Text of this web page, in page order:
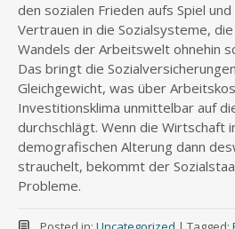
den sozialen Frieden aufs Spiel
Vertrauen in die Sozialsysteme,
Wandels der Arbeitswelt ohnehin
Das bringt die
Gleichgewicht, was über
Investitionsklima unmittelbar auf
durchschlägt. Wenn die Wirtschaft
demografischen Alterung dann
strauchelt, bekommt der
Probleme.